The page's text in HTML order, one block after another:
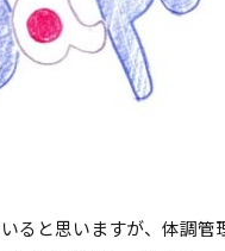
ると思いますが、体調管